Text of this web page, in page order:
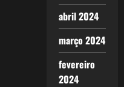
abril 2024
março 2024
fevereiro
2024